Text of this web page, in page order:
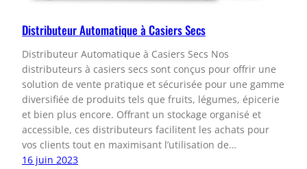
Distributeur Automatique à Casiers Secs
Distributeur Automatique à Casiers Secs Nos
distributeurs à casiers secs sont conçus pour offrir une
solution de vente pratique et sécurisée pour une gamme
diversifiée de produits tels que fruits, légumes, épicerie
et bien plus encore. Offrant un stockage organisé et
accessible, ces distributeurs facilitent les achats pour
vos clients tout en maximisant l’utilisation de…
16 juin 2023